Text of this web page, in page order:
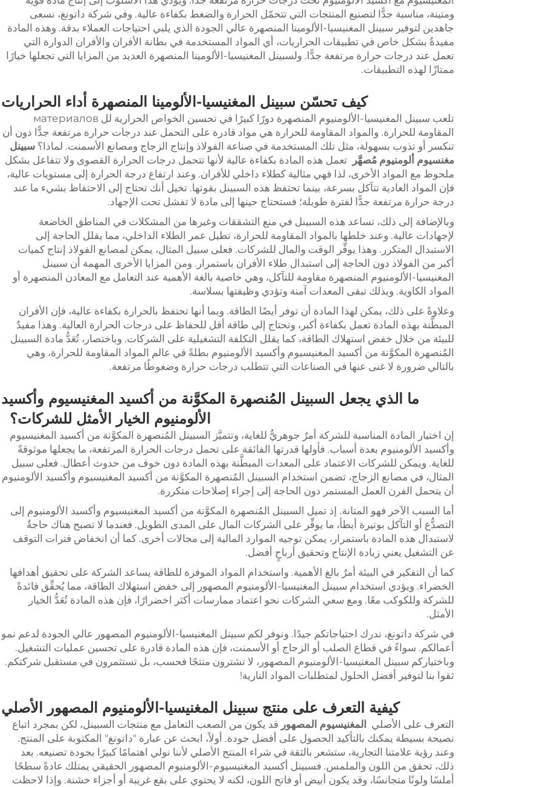
ومتينة، مناسبة جدًّا لتصنيع المنتجات التي تتحمّل الحرارة والضغط بكفاءة عالية. وفي شركة داتونغ، نسعى
جاهدين لتوفير سبينل المغنيسيا-الألومينا المنصهرة عالي الجودة الذي يلبي احتياجات العملاء بدقة. وهذه المادة
مفيدةٌ بشكل خاص في تطبيقات الحراريات، أي المواد المستخدمة في بطانة الأفران والأفران الدوارة التي
تعمل عند درجات حرارة مرتفعة جدًّا. ولسبينل المغنيسيا-الألومينا المنصهرة العديد من المزايا التي تجعلها خيارًا
ممتازًا لهذه التطبيقات.
كيف تحسّن سبينل المغنيسيا-الألومينا المنصهرة أداء الحراريات
تلعب سبينل المغنيسيا-الألومنيوم المنصهرة دورًا كبيرًا في تحسين الخواص الحرارية لل материалов
المقاومة للحرارة. والمواد المقاومة للحرارة هي مواد قادرة على التحمل عند درجات حرارة مرتفعة جدًّا دون أن
تنكسر أو تذوب بسهولة، مثل تلك المستخدمة في صناعة الفولاذ وإنتاج الزجاج ومصانع الأسمنت. لماذا؟ سبينل
مغنسيوم ألومنيوم مُصهَّر
تعمل هذه المادة بكفاءة عالية لأنها تتحمل درجات الحرارة القصوى ولا تتفاعل بشكل
ملحوظ مع المواد الأخرى، لذا فهي مثالية كطلاء داخلي للأفران. وعند ارتفاع درجة الحرارة إلى مستويات عالية،
فإن المواد العادية تتآكل بسرعة، بينما تحتفظ هذه السبينل بقوتها. تخيل أنك تحتاج إلى الاحتفاظ بشيء ما عند
درجة حرارة مرتفعة جدًّا لفترة طويلة؛ فستحتاج حينها إلى مادة لا تفشل تحت الإجهاد.
وبالإضافة إلى ذلك، تساعد هذه السبينل في منع التشققات وغيرها من المشكلات في المناطق الخاضعة
لإجهادات عالية. وعند خلطها بالمواد المقاومة للحرارة، تطيل عمر الطلاء الداخلي، مما يقلل الحاجة إلى
الاستبدال المتكرر. وهذا يوفِّر الوقت والمال للشركات. فعلى سبيل المثال، يمكن لمصانع الفولاذ إنتاج كميات
أكبر من الفولاذ دون الحاجة إلى استبدال طلاء الأفران باستمرار. ومن المزايا الأخرى المهمة أن سبينل
المغنيسيا-الألومنيوم المنصهرة مقاومة للتآكل، وهي خاصية بالغة الأهمية عند التعامل مع المعادن المنصهرة أو
المواد الكاوية. وبذلك تبقى المعدات آمنة وتؤدي وظيفتها بسلاسة.
وعلاوةً على ذلك، يمكن لهذا المادة أن توفر أيضًا الطاقة. وبما أنها تحتفظ بالحرارة بكفاءة عالية، فإن الأفران
المبطَّنة بهذه المادة تعمل بكفاءة أكبر، وتحتاج إلى طاقة أقل للحفاظ على درجات الحرارة العالية. وهذا مفيدٌ
للبيئة من خلال خفض استهلاك الطاقة، كما يقلل التكلفة التشغيلية على الشركات. وباختصار، تُعَدُّ مادة السبينل
المُنصهرة المكوَّنة من أكسيد المغنيسيوم وأكسيد الألومنيوم بطلةً في عالم المواد المقاومة للحرارة، وهي
بالتالي ضرورة لا غنى عنها في الصناعات التي تتطلب درجات حرارة وضغوطًا مرتفعة.
ما الذي يجعل السبينل المُنصهرة المكوَّنة من أكسيد المغنيسيوم وأكسيد
الألومنيوم الخيار الأمثل للشركات؟
إن اختيار المادة المناسبة للشركة أمرٌ جوهريٌّ للغاية، وتتميَّز السبينل المُنصهرة المكوَّنة من أكسيد المغنيسيوم
وأكسيد الألومنيوم بعدة أسباب. فأولها قدرتها الفائقة على تحمل درجات الحرارة المرتفعة، ما يجعلها موثوقةً
للغاية. ويمكن للشركات الاعتماد على المعدات المبطَّنة بهذه المادة دون خوف من حدوث أعطال. فعلى سبيل
المثال، في مصانع الزجاج، تضمن استخدام السبينل المُنصهرة المكوَّنة من أكسيد المغنيسيوم وأكسيد الألومنيوم
أن يتحمل الفرن العمل المستمر دون الحاجة إلى إجراء إصلاحات متكررة.
أما السبب الآخر فهو المتانة. إذ تميل السبينل المُنصهرة المكوَّنة من أكسيد المغنيسيوم وأكسيد الألومنيوم إلى
التصدُّع أو التآكل بوتيرة أبطأ، ما يوفِّر على الشركات المال على المدى الطويل. فعندما لا تصبح هناك حاجةٌ
لاستبدال هذه المادة باستمرار، يمكن توجيه الموارد المالية إلى مجالات أخرى. كما أن انخفاض فترات التوقف
عن التشغيل يعني زيادة الإنتاج وتحقيق أرباحٍ أفضل.
كما أن التفكير في البيئة أمرٌ بالغ الأهمية. واستخدام المواد الموفرة للطاقة يساعد الشركة على تحقيق أهدافها
الخضراء. ويؤدي استخدام سبينل المغنيسيا-الألومنيوم المصهور إلى خفض استهلاك الطاقة، مما يُحقِّق فائدةً
للشركة وللكوكب معًا. ومع سعي الشركات نحو اعتماد ممارسات أكثر اخضرارًا، فإن هذه المادة تُعَدُّ الخيار
الأمثل.
في شركة داتونغ، ندرك احتياجاتكم جيدًا. ونوفر لكم سبينل المغنيسيا-الألومنيوم المصهور عالي الجودة لدعم نمو
أعمالكم. سواءً في قطاع الصلب أو الزجاج أو الأسمنت، فإن هذه المادة قادرة على تحسين عمليات التشغيل.
وباختياركم سبينل المغنيسيا-الألومنيوم المصهور، لا تشترون منتجًا فحسب، بل تستثمرون في مستقبل شركتكم.
ثقوا بنا لتوفير أفضل الحلول لمتطلبات المواد النارية!
كيفية التعرف على منتج سبينل المغنيسيا-الألومنيوم المصهور الأصلي
التعرف على الأصلي المغنيسيوم المصهور قد يكون من الصعب التعامل مع منتجات السبينل، لكن بمجرد اتباع
نصيحة بسيطة يمكنك بالتأكيد الحصول على أفضل جودة. أولاً، ابحث عن عبارة "داتونغ" المكتوبة على المنتج.
وعند رؤية علامتنا التجارية، ستشعر بالثقة في شراء المنتج الأصلي لأننا نولي اهتمامًا كبيرًا بجودة تصنيعه. بعد
ذلك، تحقق من اللون والملمس. فسبينل أكسيد المغنيسيوم-الألومنيوم المصهور الحقيقي يمتلك عادةً سطحًا
أملسًا ولونًا متجانسًا، وقد يكون أبيض أو فاتح اللون، لكنه لا يحتوي على بقع غريبة أو أجزاء خشنة. وإذا لاحظت